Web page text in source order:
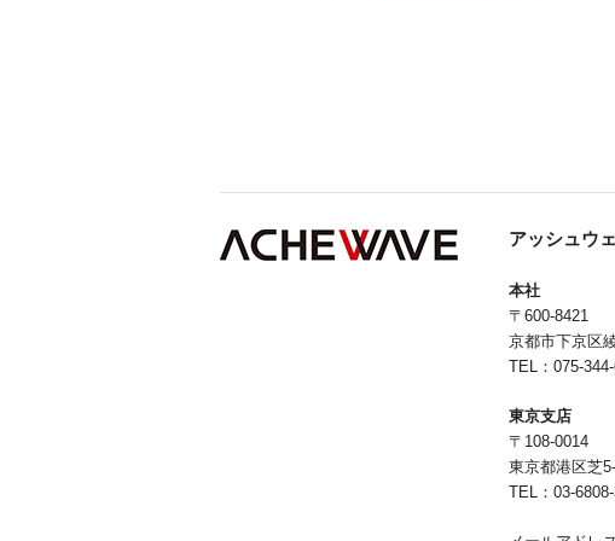
アッシュウ
本社
〒600-8421
京都市下京区
TEL：075-
東京支店
〒108-0014
東京都港区芝
TEL：03-